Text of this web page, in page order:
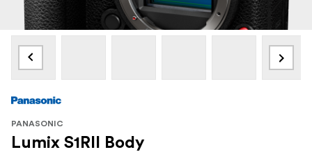
PANASONIC
Lumix S1RII Body